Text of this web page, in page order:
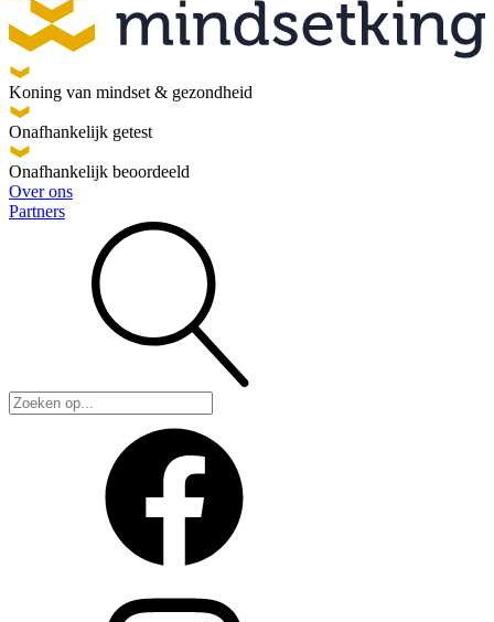
Koning van mindset & gezondheid
Onafhankelijk getest
Onafhankelijk beoordeeld
Over ons
Partners